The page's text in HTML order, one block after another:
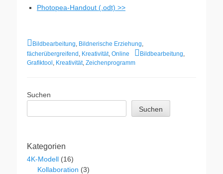
Photopea-Handout (.odt) >>
Kategorien
Bildbearbeitung, Bildnerische Erziehung,
fächerübergreifend , Kreativität, Online Schlagworte
Bildbearbeitung,
Grafiktool , Kreativität, Zeichenprogramm
Suchen
Suchen
Kategorien
4K-Modell (16)
Kollaboration (3)